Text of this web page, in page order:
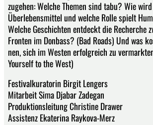
zugehen: Welche Themen sind tabu? Wie
Überlebens­mittel und welche Rolle spielt
Welche Geschichten entdeckt die Recherche
Fronten im Donbass? (Bad Roads) Und was
nen, sich im Westen erfolgreich zu
Yourself to the West)
Festivalkuratorin Birgit Lengers
Mitarbeit Sima Djabar Zadegan
Produktionsleitung Christine Drawer
Assistenz Ekaterina Raykova-Merz